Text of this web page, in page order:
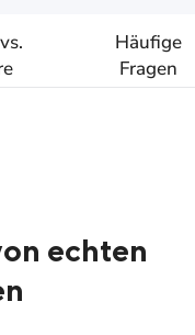
Häufige
Fragen
echten